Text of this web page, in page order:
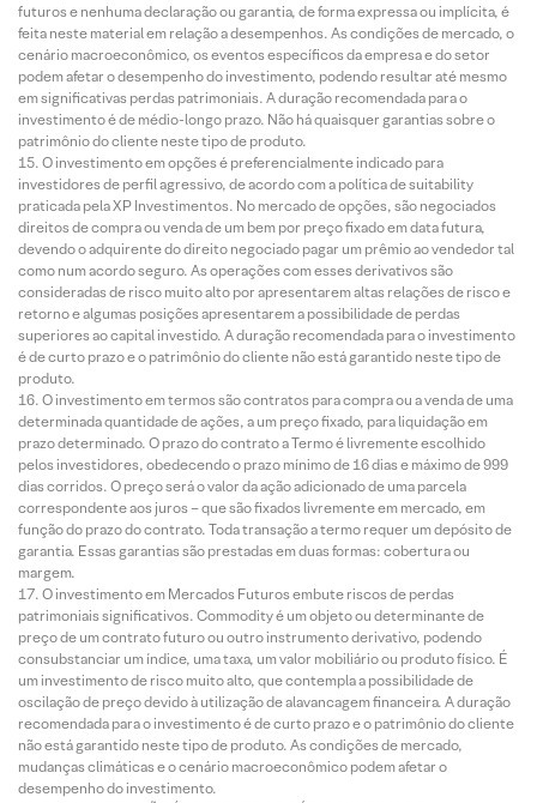
futuros e nenhuma declaração ou garantia, de forma expressa ou implícita, é
feita neste material em relação a desempenhos. As condições de mercado, o
cenário macroeconômico, os eventos específicos da empresa e do setor
podem afetar o desempenho do investimento, podendo resultar até mesmo
em significativas perdas patrimoniais. A duração recomendada para o
investimento é de médio-longo prazo. Não há quaisquer garantias sobre o
patrimônio do cliente neste tipo de produto.
O investimento em opções é preferencialmente indicado para
investidores de perfil agressivo, de acordo com a política de suitability
praticada pela XP Investimentos. No mercado de opções, são negociados
direitos de compra ou venda de um bem por preço fixado em data futura,
devendo o adquirente do direito negociado pagar um prêmio ao vendedor tal
como num acordo seguro. As operações com esses derivativos são
consideradas de risco muito alto por apresentarem altas relações de risco e
retorno e algumas posições apresentarem a possibilidade de perdas
superiores ao capital investido. A duração recomendada para o investimento
é de curto prazo e o patrimônio do cliente não está garantido neste tipo de
produto.
O investimento em termos são contratos para compra ou a venda de uma
determinada quantidade de ações, a um preço fixado, para liquidação em
prazo determinado. O prazo do contrato a Termo é livremente escolhido
pelos investidores, obedecendo o prazo mínimo de 16 dias e máximo de 999
dias corridos. O preço será o valor da ação adicionado de uma parcela
correspondente aos juros – que são fixados livremente em mercado, em
função do prazo do contrato. Toda transação a termo requer um depósito de
garantia. Essas garantias são prestadas em duas formas: cobertura ou
margem.
O investimento em Mercados Futuros embute riscos de perdas
patrimoniais significativos. Commodity é um objeto ou determinante de
preço de um contrato futuro ou outro instrumento derivativo, podendo
consubstanciar um índice, uma taxa, um valor mobiliário ou produto físico. É
um investimento de risco muito alto, que contempla a possibilidade de
oscilação de preço devido à utilização de alavancagem financeira. A duração
recomendada para o investimento é de curto prazo e o patrimônio do cliente
não está garantido neste tipo de produto. As condições de mercado,
mudanças climáticas e o cenário macroeconômico podem afetar o
desempenho do investimento.